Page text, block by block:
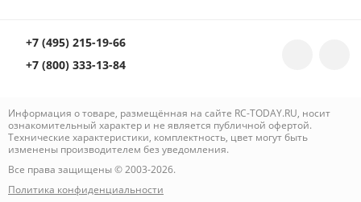
+7 (495) 215-19-66
+7 (800) 333-13-84
Информация о товаре, размещённая на сайте RC-TODAY.RU, носит
ознакомительный характер и не является публичной офертой.
Технические характеристики, комплектность, цвет могут быть
изменены производителем без уведомления.
Все права защищены © 2003-2026.
Политика конфиденциальности